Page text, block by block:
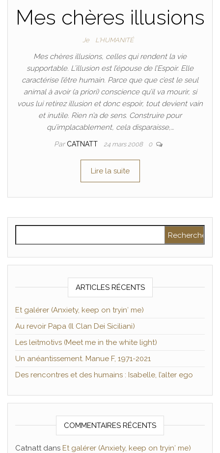
Mes chères illusions
Je L'HUMANITÉ
Mes chères illusions, celles qui rendent la vie
supportable. L’illusion est l’épouse de l’Espoir. Elle
caractérise l’être humain. Parce que que c’est le seul
animal à avoir (a priori) conscience qu’il va mourir, si
vous lui retirez illusion et donc espoir, tout devient vain
et inutile. Rien n’a de sens. Construire pour
qu’implacablement, cela disparaisse,…
Par CATNATT 24 mars 2008 0
Lire la suite
ARTICLES RÉCENTS
Et galérer (Anxiety, keep on tryin′ me)
Au revoir Papa (Il Clan Dei Siciliani)
Les leitmotivs (Meet me in the white light)
Un anéantissement. Manue F, 1971-2021
Des rencontres et des humains : Isabelle, l’alter ego
COMMENTAIRES RÉCENTS
Catnattdans Et galérer (Anxiety, keep on tryin′ me)